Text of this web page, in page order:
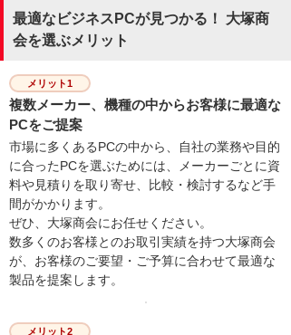
最適なビジネスPCが見つかる！ 大塚商
会を選ぶメリット
メリット1
複数メーカー、機種の中からお客様に最適な
PCをご提案
市場に多くあるPCの中から、自社の業務や目的
に合ったPCを選ぶためには、メーカーごとに資
料や見積りを取り寄せ、比較・検討するなど手
間がかかります。
ぜひ、大塚商会にお任せください。
数多くのお客様とのお取引実績を持つ大塚商会
が、お客様のご要望・ご予算に合わせて最適な
製品を提案します。
メリット2